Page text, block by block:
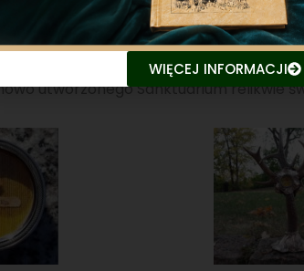
kanonik Jarosław Kubiak oraz
pw. Podwyższenia Krzyża
utworzonego Sanktuarium relikwie
WIĘCEJ INFORMACJI